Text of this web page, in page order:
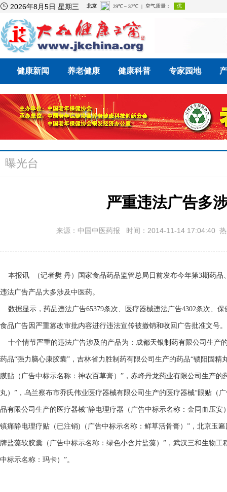
 2026年8月5日 星期三
健康新闻 养老健康 健康科普 专家园地
曝光台
严重违法广告多
来源：中国中医药报 时间：2014-11-14 17:04:40
本报讯 （记者樊 丹）国家食品药品监管总局日前发布今年第3期药品
违法广告产品大多涉及中医药。
数据显示，药品违法广告65379条次、医疗器械违法广告4302条次、
食品广告因严重篡改审批内容进行违法宣传被撤销和收回广告批准文号。
十个情节严重的违法广告涉及的产品为：成都天银制药有限公司生产
药品“强力脑心康胶囊”，吉林省力胜制药有限公司生产的药品“锁阳固
膜贴（广告中标示名称：神农百草膏）”，赤峰丹龙药业有限公司生产
丸）”，乌兰察布市乔氏伟业医疗器械有限公司生产的医疗器械“眼贴（
品有限公司生产的医疗器械“静电理疗器（广告中标示名称：金同血压
镇痛静电理疗贴（已注销)（广告中标示名称：鲜草活骨膏）”，北京玉
牌盐藻软胶囊（广告中标示名称：绿色小含片盐藻）”，武汉三和生物
中标示名称：玛卡）”。